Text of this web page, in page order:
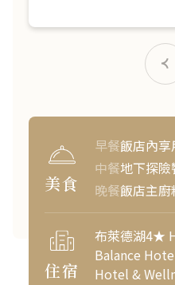
美食
早餐飯店內
中餐地下探險
晚餐飯店主廚
住宿
布萊德湖4★
Balance
Hotel &